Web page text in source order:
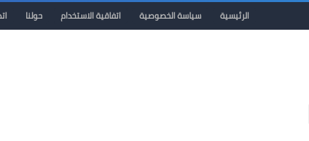
الرئيسية سياسة الخصوصية اتفاقية الاستخدام حولنا